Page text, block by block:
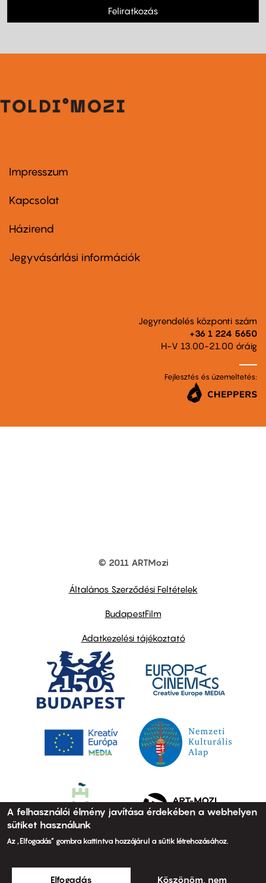
Feliratkozás
Footer
first
Impresszum
Kapcsolat
Footer
second
Házirend
Jegyvásárlási információk
Jegyrendelés központi szám
+36 1 224 5650
H-V 13.00-21.00 óráig
Fejlesztés és üzemeltetés:
© 2011 ARTMozi
Általános Szerződési Feltételek
BudapestFilm
Adatkezelési tájékoztató
A felhasználói élmény javítása érdekében a webhelyen
sütiket használunk
Az „Elfogadás” gombra kattintva hozzájárul a sütik létrehozásához.
Elfogadás Köszönöm, nem